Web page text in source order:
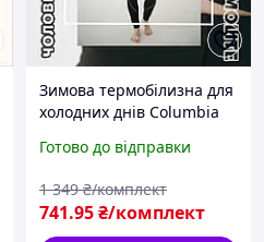
Зимова термобілизна для
холодних днів Columbia
Чоловіча термобілизна
Готово до відправки
741.95₴/комплект
1 349 ₴/комплект